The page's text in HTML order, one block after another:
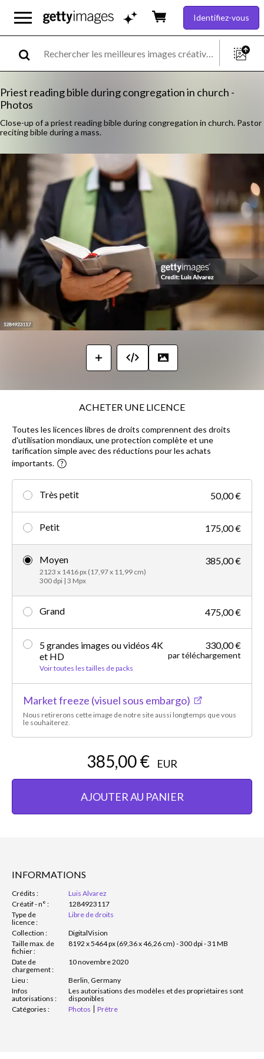
Identifiez-vous
Priest reading bible during congregation in church -
Photos
Close-up of a priest reading bible during congregation in church. Pastor
reciting bible during a mass.
ACHETER UNE LICENCE
Toutes les licences libres de droits comprennent des droits
d'utilisation mondiaux, une protection complète et une
tarification simple avec des réductions pour les achats
importants.
Très petit 50,00 €
Petit 175,00 €
Moyen
2123 x 1416 px (17,97 x 11,99 cm)
300 dpi | 3 Mpx
385,00 €
Grand 475,00 €
5 grandes images ou vidéos 4K
et HD
Voir toutes les tailles de packs
330,00 €
par téléchargement
Market freeze (visuel sous embargo)
Nous retirerons cette image de notre site aussi longtemps que vous
le souhaiterez.
385,00 € EUR
AJOUTER AU PANIER
INFORMATIONS
Crédits :
Luis Alvarez
Créatif - n° :
1284923117
Type de
licence :
Libre de droits
Collection :
DigitalVision
Taille max. de
fichier :
8192 x 5464 px (69,36 x 46,26 cm) - 300 dpi - 31 MB
Date de
chargement :
10 novembre 2020
Lieu :
Berlin, Germany
Infos
autorisations :
Les autorisations des modèles et des propriétaires sont
disponibles
Catégories :
Photos Prêtre